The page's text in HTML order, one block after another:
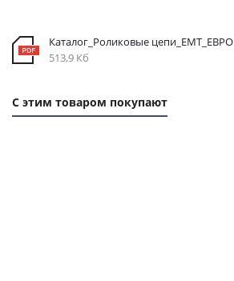
Каталог_Роликовые цепи_EMT_ЕВРО
513,9 Кб
С этим товаром покупают